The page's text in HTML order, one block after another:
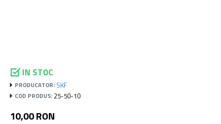
IN STOC
PRODUCATOR: SKF
COD PRODUS: 25-50-10
10,00 RON